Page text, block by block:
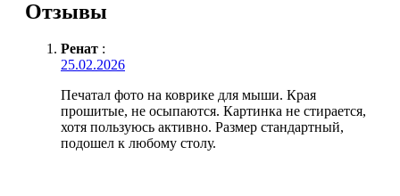
Отзывы
Ренат :
25.02.2026
Печатал фото на коврике для мыши. Края
прошитые, не осыпаются. Картинка не стирается,
хотя пользуюсь активно. Размер стандартный,
подошел к любому столу.